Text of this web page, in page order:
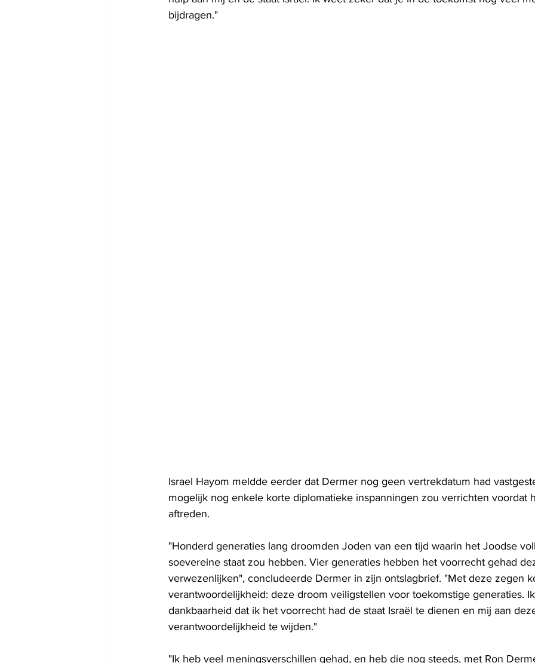
bijdragen."
Israel Hayom meldde eerder dat Dermer nog geen vertrekdatum had
mogelijk nog enkele korte diplomatieke inspanningen zou verrichten voordat
aftreden.
"Honderd generaties lang droomden Joden van een tijd waarin het Joodse
soevereine staat zou hebben. Vier generaties hebben het voorrecht gehad
verwezenlijken", concludeerde Dermer in zijn ontslagbrief. "Met deze zegen
verantwoordelijkheid: deze droom veiligstellen voor toekomstige generaties.
dankbaarheid dat ik het voorrecht had de staat Israël te dienen en mij aan
verantwoordelijkheid te wijden."
"Ik heb veel meningsverschillen gehad, en heb die nog steeds, met Ron